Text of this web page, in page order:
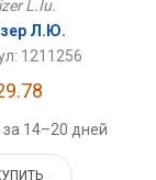
L.Iu.
Л.Ю.
1211256
14–20 дней